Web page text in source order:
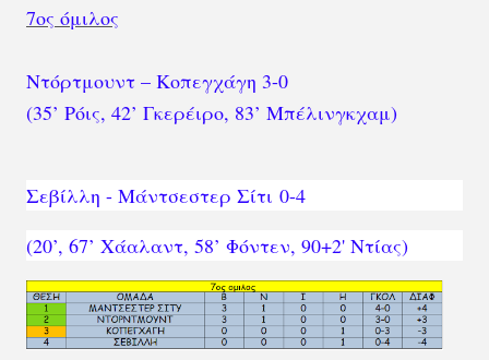
7ος όμιλος
Ντόρτμουντ – Κοπεγχάγη 3-0
(35’ Ρόις, 42’ Γκερέιρο, 83’ Μπέλινγκχαμ)
Σεβίλλη - Μάντσεστερ Σίτι 0-4
(20’, 67’ Χάαλαντ, 58’ Φόντεν, 90+2' Ντίας)